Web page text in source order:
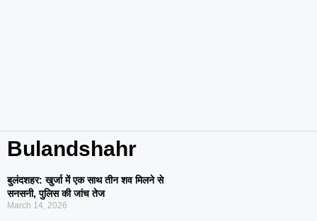
Bulandshahr
बुलंदशहर: खुर्जा में एक साथ तीन शव मिलने से
सनसनी, पुलिस की जांच तेज
March 14, 2026